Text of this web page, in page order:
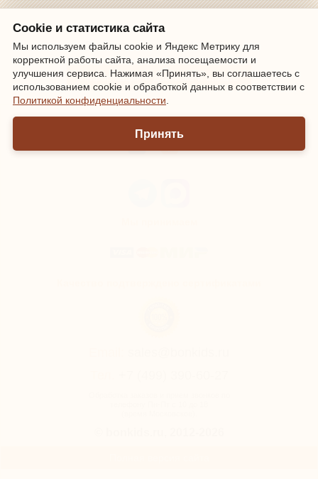
Зарегистрироваться | Войти
Информация о доставке и оплате
Cookie и статистика сайта
Мы используем файлы cookie и Яндекс Метрику для
корректной работы сайта, анализа посещаемости и
улучшения сервиса. Нажимая «Принять», вы соглашаетесь с
использованием cookie и обработкой данных в соответствии с
Политикой конфиденциальности.
Принять